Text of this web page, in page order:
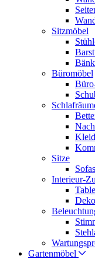
Sitzmöbel
Büromöbel
Sitze
Sofas
Interieur-
Gartenmöbel